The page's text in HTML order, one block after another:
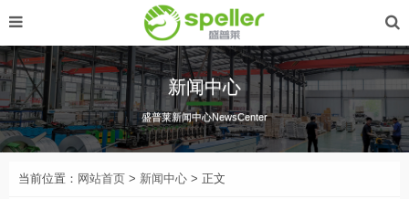
新闻中心
盛普莱新闻中心NewsCenter
当前位置： 网站首页 > 新闻中心 > 正文